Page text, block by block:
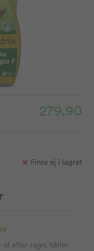
279,90
Finns ej i lagret
ut efter regn, håller